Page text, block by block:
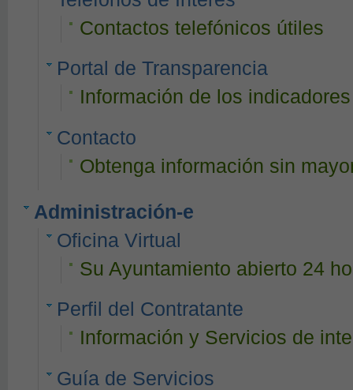
Contactos telefónicos útiles
Portal de Transparencia
Información de los
Contacto
Obtenga información sin
Administración-e
Oficina Virtual
Su Ayuntamiento abierto 24
Perfil del Contratante
Información y Servicios de
Guía de Servicios